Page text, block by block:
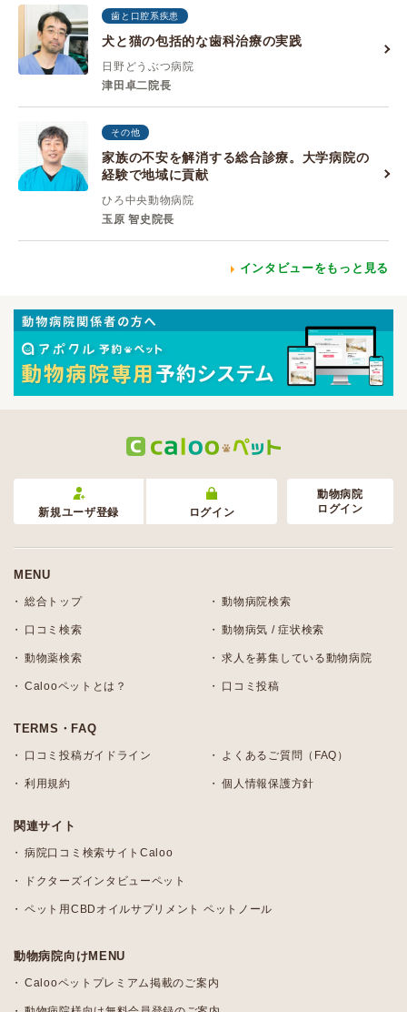
歯と口腔系疾患
犬と猫の包括的な歯科治療の実践
日野どうぶつ病院
津田卓二院長
その他
家族の不安を解消する総合診療。大学病院の
経験で地域に貢献
ひろ中央動物病院
玉原 智史院長
インタビューをもっと見る
新規ユーザ登録 ログイン
動物病院
ログイン
MENU
総合トップ 動物病院検索
口コミ検索 動物病気 / 症状検索
動物薬検索 求人を募集している動物病院
Calooペットとは？ 口コミ投稿
TERMS・FAQ
口コミ投稿ガイドライン よくあるご質問（FAQ）
利用規約 個人情報保護方針
関連サイト
病院口コミ検索サイトCaloo
ドクターズインタビューペット
ペット用CBDオイルサプリメント ペットノール
動物病院向けMENU
Calooペットプレミアム掲載のご案内